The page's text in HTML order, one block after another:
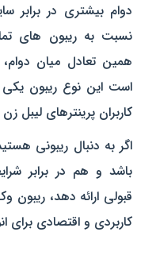
دوام بیشتری در برابر
نسبت به ریبون‌ های
همین تعادل میان
است این نوع ریبون یکی
کاربران پرینترهای لیبل
اگر به دنبال ریبونی
باشد و هم در برابر
کاربردی و اقتصادی برای